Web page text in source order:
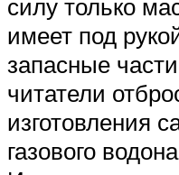
силу только
имеет под
запасные
читатели
изготовления
газового